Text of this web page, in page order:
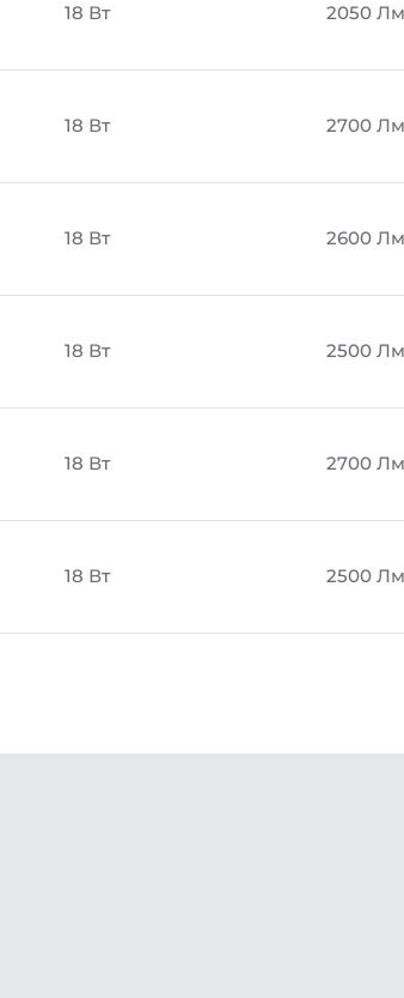
18 Вт 2050 Лм
18 Вт 2700 Лм
18 Вт 2600 Лм
18 Вт 2500 Лм
18 Вт 2700 Лм
18 Вт 2500 Лм